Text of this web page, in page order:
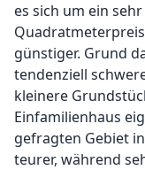
es sich um ein
günstiger. Grund
tendenziell
kleinere
Einfamilienhaus
gefragten Gebiet
teurer, während